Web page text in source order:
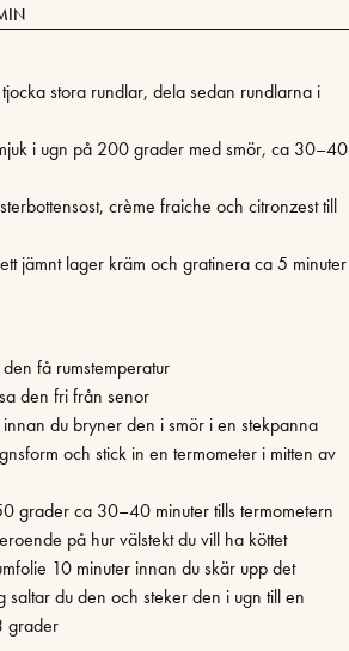
stora rundlar, dela sedan rundlarna i
i ugn på 200 grader med smör, ca 30–40
crème fraiche och citronzest till
jämnt lager kräm och gratinera ca 5 minuter
få rumstemperatur
den fri från senor
du bryner den i smör i en stekpanna
och stick in en termometer i mitten av
grader ca 30–40 minuter tills termometern
på hur välstekt du vill ha köttet
10 minuter innan du skär upp det
saltar du den och steker den i ugn till en
grader